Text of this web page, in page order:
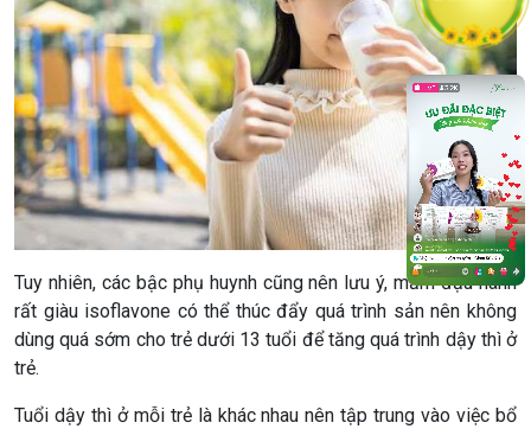
Tuy nhiên, các bậc phụ huynh cũng nên lưu ý, mầm đậu nành
rất giàu isoflavone có thể thúc đẩy quá trình sản nên không
dùng quá sớm cho trẻ dưới 13 tuổi để tăng quá trình dậy thì ở
trẻ.
Tuổi dậy thì ở mỗi trẻ là khác nhau nên tập trung vào việc bổ